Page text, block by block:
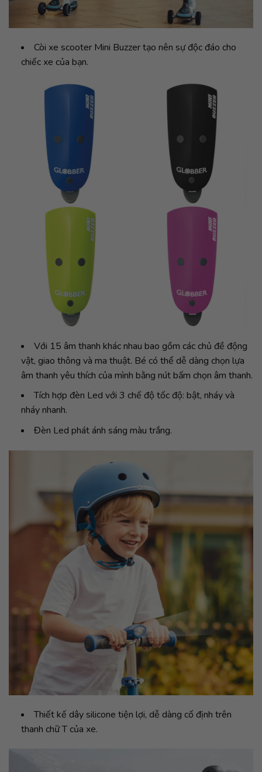
Còi xe scooter Mini Buzzer tạo nên sự độc đáo cho
chiếc xe của bạn.
Với 15 âm thanh khác nhau bao gồm các chủ đề động
vật, giao thông và ma thuật. Bé có thể dễ dàng chọn lựa
âm thanh yêu thích của mình bằng nút bấm chọn âm thanh.
Tích hợp đèn Led với 3 chế độ tốc độ: bật, nháy và
nháy nhanh.
Đèn Led phát ánh sáng màu trắng.
Thiết kế dây silicone tiện lợi, dễ dàng cố định trên
thanh chữ T của xe.